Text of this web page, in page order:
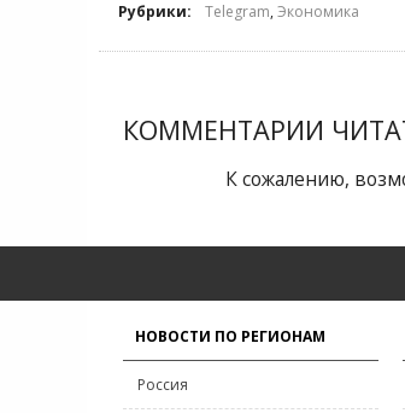
Рубрики:
Telegram, Экономика
КОММЕНТАРИИ
К сожалению,
НОВОСТИ ПО РЕГИОНАМ
Россия